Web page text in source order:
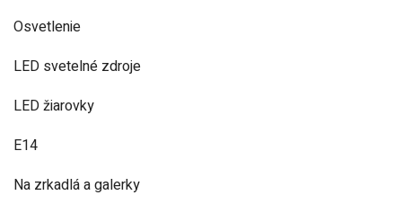
Osvetlenie
LED svetelné zdroje
LED žiarovky
E14
Na zrkadlá a galerky